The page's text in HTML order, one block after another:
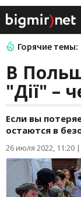
Горячие темы:
В
"Дії" –
Если вы
остаются в
26 июля 2022, 11:20 |